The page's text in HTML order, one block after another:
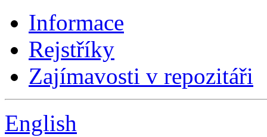
Informace
Rejstříky
Zajímavosti v repozitáři
English